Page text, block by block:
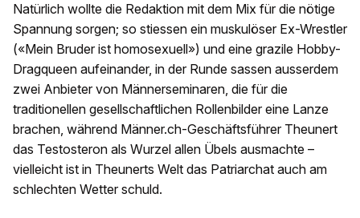
Natürlich wollte die Redaktion mit dem Mix für die nötige
Spannung sorgen; so stiessen ein muskulöser Ex-Wrestler
(«Mein Bruder ist homosexuell») und eine grazile Hobby-
Dragqueen aufeinander, in der Runde sassen ausserdem
zwei Anbieter von Männerseminaren, die für die
traditionellen gesellschaftlichen Rollenbilder eine Lanze
brachen, während Männer.ch-Geschäftsführer Theunert
das Testosteron als Wurzel allen Übels ausmachte –
vielleicht ist in Theunerts Welt das Patriarchat auch am
schlechten Wetter schuld.